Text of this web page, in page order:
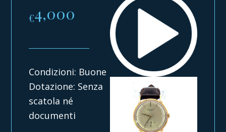
€4,000
Condizioni: Buone
Dotazione: Senza
scatola né
documenti